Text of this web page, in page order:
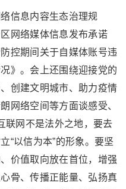
信息内容生态治理规
网络媒体信息发布承诺
控期间关于自媒体账号违
》。会上还围绕迎接党的
创建文明城市、助力疫情
网络空间等方面谈感受、
联网不是法外之地，要去
“以信为本”的形象。要坚
价值取向放在首位，增强
骨、传播正能量、弘扬真